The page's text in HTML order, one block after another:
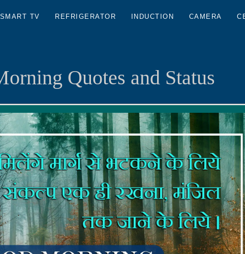
SMART TV REFRIGERATOR INDUCTION CAMERA
Quotes and Status